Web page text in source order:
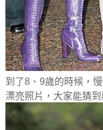
到了8、9歲的時候，
漂亮照片，大家能猜